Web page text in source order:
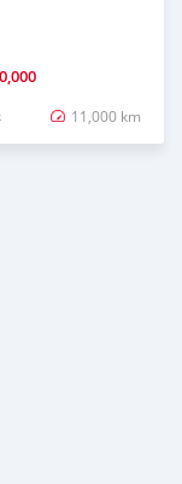
11,000 km